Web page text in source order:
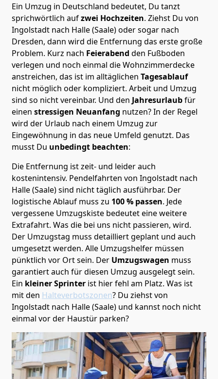
Ein Umzug in Deutschland bedeutet, Du tanzt
sprichwörtlich aufzwei Hochzeiten. Ziehst Du von
Ingolstadt nach Halle (Saale) oder sogar nach
Dresden, dann wird die Entfernung das erste große
Problem. Kurz nach Feierabend den Fußboden
verlegen und noch einmal die Wohnzimmerdecke
anstreichen, das ist im alltäglichen Tagesablauf
nicht möglich oder kompliziert. Arbeit und Umzug
sind so nicht vereinbar. Und den Jahresurlaubfür
einen stressigen Neuanfang nutzen? In der Regel
wird der Urlaub nach einem Umzug zur
Eingewöhnung in das neue Umfeld genutzt. Das
musst Du unbedingt beachten:
Die Entfernung ist zeit- und leider auch
kostenintensiv. Pendelfahrten von Ingolstadt nach
Halle (Saale) sind nicht täglich ausführbar. Der
logistische Ablauf muss zu 100 % passen. Jede
vergessene Umzugskiste bedeutet eine weitere
Extrafahrt. Was die bei uns nicht passieren, wird.
Der Umzugstag muss detailliert geplant und auch
umgesetzt werden. Alle Umzugshelfer müssen
pünktlich vor Ort sein. Der Umzugswagen muss
garantiert auch für diesen Umzug ausgelegt sein.
Ein kleiner Sprinter ist hier fehl am Platz. Was ist
mit den Halteverbotszonen? Du ziehst von
Ingolstadt nach Halle (Saale) und kannst noch nicht
einmal vor der Haustür parken?